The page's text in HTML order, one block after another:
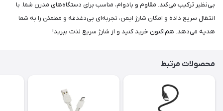
بی‌نظیر ترکیب می‌کند. مقاوم و بادوام، مناسب برای دستگاه‌های مدرن شما. با
انتقال سریع داده و امکان شارژ ایمن، تجربه‌ای بی‌دغدغه و مطمئن را به شما
هدیه می‌دهد. هم‌اکنون خرید کنید و از شارژ سریع لذت ببرید!
محصولات مرتبط